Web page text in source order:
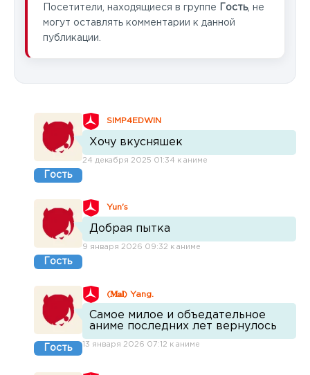
Посетители, находящиеся в группе Гость, не
могут оставлять комментарии к данной
публикации.
Гость
SIMP4EDWIN
Хочу вкусняшек
24 декабря 2025 01:34 к аниме
Гость
Yun's
Добрая пытка
9 января 2026 09:32 к аниме
Гость
(𝐌𝐚𝐥) Yang.
Самое милое и объедательное
аниме последних лет вернулось
13 января 2026 07:12 к аниме